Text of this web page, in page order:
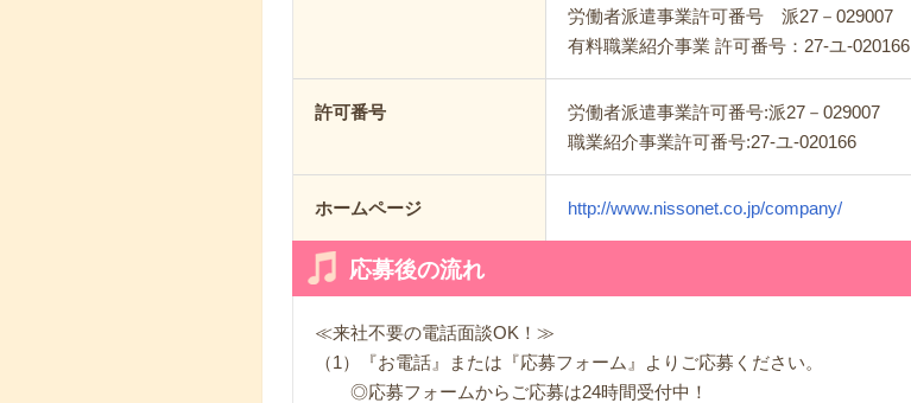
労働者派遣事業許可番号 派27－029007
有料職業紹介事業 許可番号：27-ユ-020166
許可番号
労働者派遣事業許可番号:派27－029007
職業紹介事業許可番号:27-ユ-020166
ホームページ http://www.nissonet.co.jp/company/
応募後の流れ
≪来社不要の電話面談OK！≫
（1）『お電話』または『応募フォーム』よりご応募ください。
◎応募フォームからご応募は24時間受付中！